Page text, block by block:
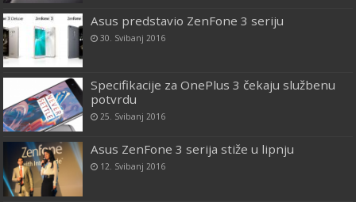
Asus predstavio ZenFone 3 seriju
30. Svibanj 2016
Specifikacije za OnePlus 3 čekaju službenu
potvrdu
25. Svibanj 2016
Asus ZenFone 3 serija stiže u lipnju
12. Svibanj 2016